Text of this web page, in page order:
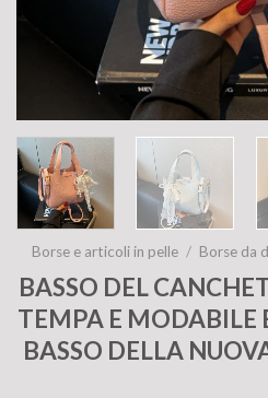
Borse e articoli in pelle / Borse da
BASSO DEL
TEMPA E MODABILE
BASSO DELLA